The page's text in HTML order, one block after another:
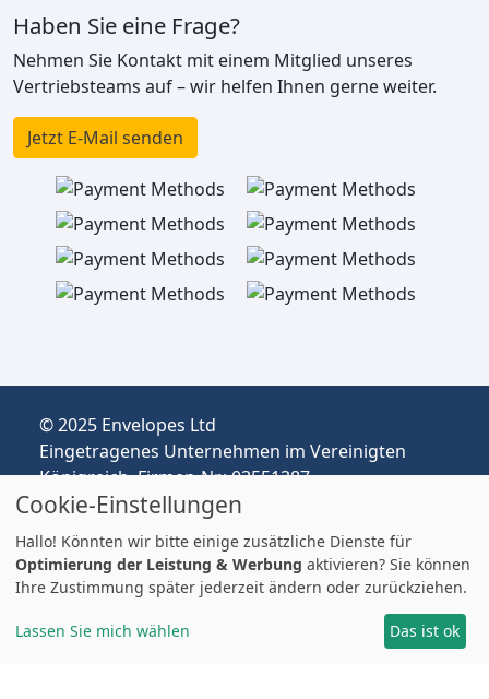
Haben Sie eine Frage?
Nehmen Sie Kontakt mit einem Mitglied unseres
Vertriebsteams auf – wir helfen Ihnen gerne weiter.
Jetzt E-Mail senden
© 2025 Envelopes Ltd
Eingetragenes Unternehmen im Vereinigten
Königreich, Firmen-Nr.: 03551387
Handelnd unter dem Namen
envelopespackaging.de | Versand vom
Vereinigten Königreich nach Deutschland
Preise in EUR | Zölle & MwSt. können anfallen.
Cookie-Einstellungen
Hallo! Könnten wir bitte einige zusätzliche Dienste für
Optimierung der Leistung & Werbung aktivieren? Sie können
Ihre Zustimmung später jederzeit ändern oder zurückziehen.
Lassen Sie mich wählen Das ist ok